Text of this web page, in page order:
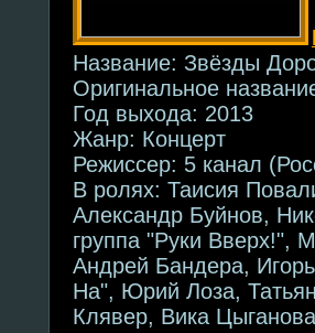
Название: Звёзды
Оригинальное
Год выхода: 2013
Жанр: Концерт
Режиссер: 5 канал
В ролях: Таисия
Александр Буйнов,
группа "Руки Вверх!",
Андрей Бандера,
На", Юрий Лоза,
Клявер, Вика Цыганова